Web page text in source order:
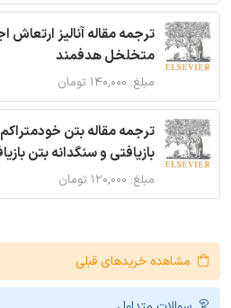
ترجمه مقاله آنالیز ارتعاش
متخلخل هدفمند
مبلغ: ۱۴۰,۰۰۰ تومان
ترجمه مقاله بتن خودمتراکم
بازیافتی و سنگدانه بتن
مبلغ: ۱۲۰,۰۰۰ تومان
مشاهده خریدهای قبلی